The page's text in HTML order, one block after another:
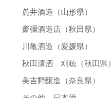
麓井酒造 （山形県）
齋彌酒造店（秋田県）
川亀酒造 （愛媛県）
秋田清酒 刈穂（秋田県）
美吉野醸造 （奈良県）